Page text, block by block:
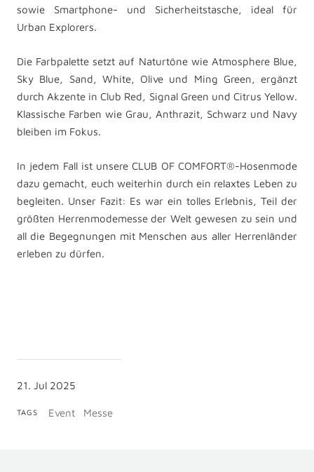
21. Jul 2025
TAGS Event Messe
sowie Smartphone- und Sicherheitstasche, ideal für
Urban Explorers.
Die Farbpalette setzt auf Naturtöne wie Atmosphere Blue,
Sky Blue, Sand, White, Olive und Ming Green, ergänzt
durch Akzente in Club Red, Signal Green und Citrus Yellow.
Klassische Farben wie Grau, Anthrazit, Schwarz und Navy
bleiben im Fokus.
In jedem Fall ist unsere CLUB OF COMFORT®-Hosenmode
dazu gemacht, euch weiterhin durch ein relaxtes Leben zu
begleiten. Unser Fazit: Es war ein tolles Erlebnis, Teil der
größten Herrenmodemesse der Welt gewesen zu sein und
all die Begegnungen mit Menschen aus aller Herrenländer
erleben zu dürfen.